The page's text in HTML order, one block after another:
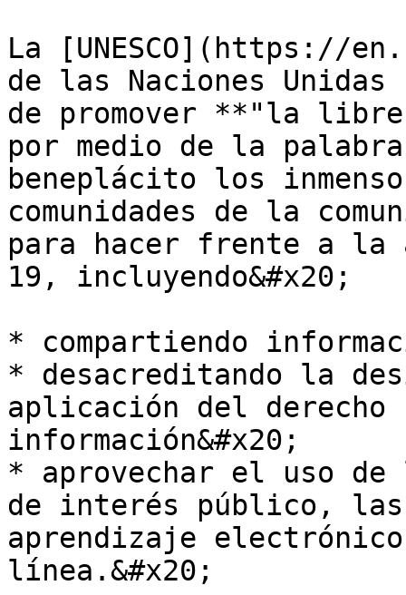
La [UNESCO](https://
de las Naciones
de promover **"la
por medio de la
beneplácito los
comunidades de la
para hacer frente a la
19, incluyendo&#x20;
* compartiendo
* desacreditando la
aplicación del derecho
información&#x20;
* aprovechar el uso de
de interés público,
aprendizaje
línea.&#x20;